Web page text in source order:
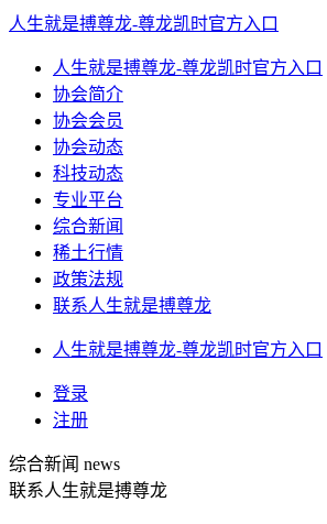
人生就是搏尊龙-尊龙凯时官方入口
人生就是搏尊龙-尊龙凯时官方入口
协会简介
协会会员
协会动态
科技动态
专业平台
综合新闻
稀土行情
政策法规
联系人生就是搏尊龙
人生就是搏尊龙-尊龙凯时官方入口
登录
注册
综合新闻 news
联系人生就是搏尊龙